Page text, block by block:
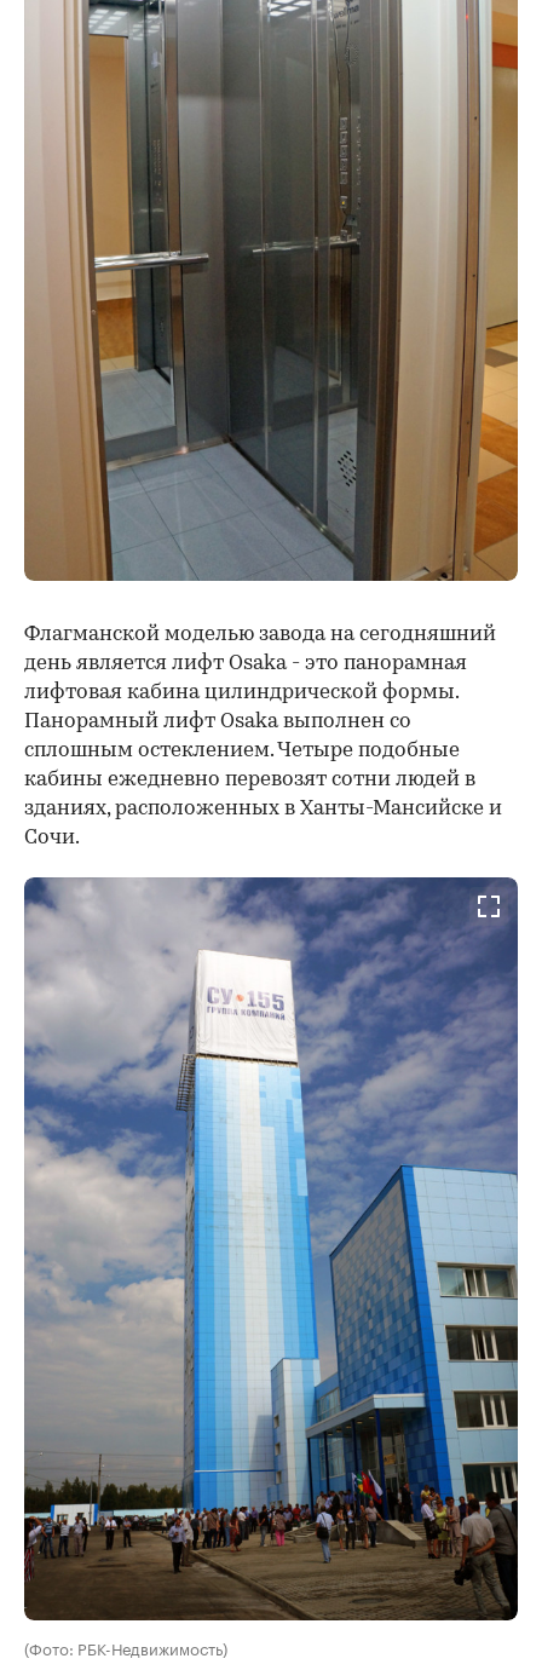
Флагманской моделью завода на сегодняшний
день является лифт Osaka - это панорамная
лифтовая кабина цилиндрической формы.
Панорамный лифт Osaka выполнен со
сплошным остеклением. Четыре подобные
кабины ежедневно перевозят сотни людей в
зданиях, расположенных в Ханты-Мансийске и
Сочи.
(Фото: РБК-Недвижимость)